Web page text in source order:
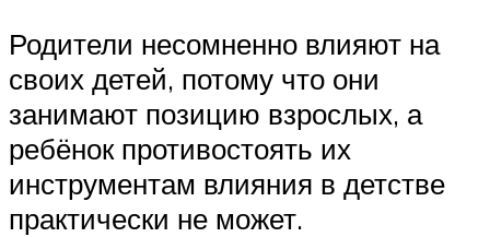
Родители несомненно влияют на
своих детей, потому что они
занимают позицию взрослых, а
ребёнок противостоять их
инструментам влияния в детстве
практически не может.